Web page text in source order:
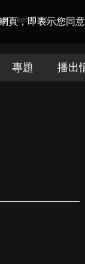
頁，即表示您同
電視迷
專題 播出